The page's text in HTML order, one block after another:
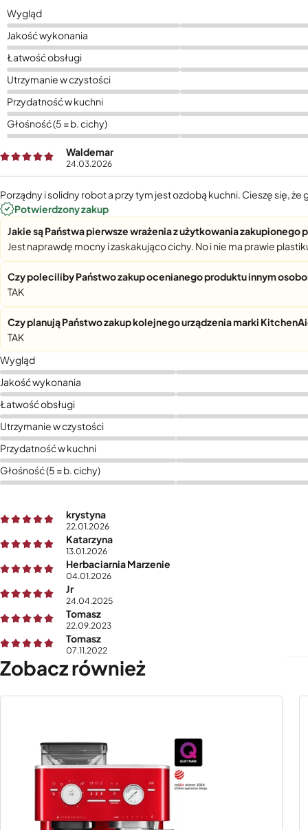
Wygląd
Jakość wykonania
Łatwość obsługi
Utrzymanie w czystości
Przydatność w kuchni
Głośność (5 = b. cichy)
Waldemar
24.03.2026
Wygląd
Jakość wykonania
Łatwość obsługi
Utrzymanie w czystości
Przydatność w kuchni
Głośność (5 = b. cichy)
Porządny i solidny robot a przy tym jest ozdobą kuchni. Cieszę się, że
Potwierdzony zakup
Jakie są Państwa pierwsze wrażenia z użytkowania zakupionego
Jest naprawdę mocny i zaskakująco cichy. No i nie ma prawie
Czy poleciliby Państwo zakup ocenianego produktu innym
TAK
Czy planują Państwo zakup kolejnego urządzenia marki
TAK
krystyna
22.01.2026
Katarzyna
13.01.2026
Herbaciarnia Marzenie
04.01.2026
Jr
24.04.2025
Tomasz
22.09.2023
Tomasz
07.11.2022
Zobacz również